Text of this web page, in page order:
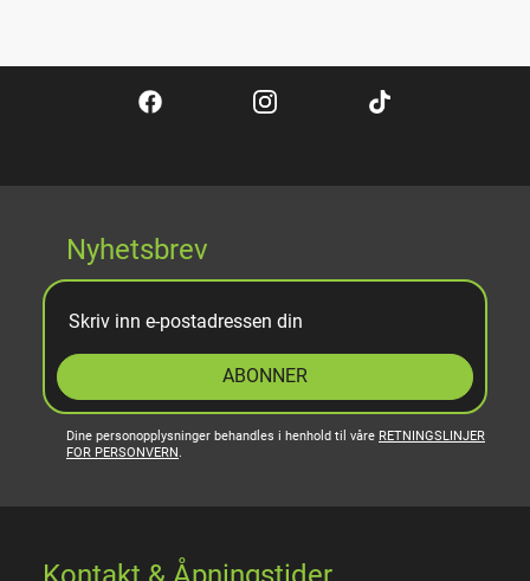
Nyhetsbrev
ABONNER
Dine personopplysninger behandles i henhold til våre RETNINGSLINJER
FOR PERSONVERN.